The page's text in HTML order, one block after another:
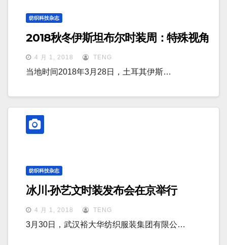
纺织科技杂志
2018秋冬伊斯坦布尔时装周：特殊视角
4 月 1, 2018 TENG
当地时间2018年3月28日，土耳其伊斯…
纺织科技杂志
冰川·孙艺文时装发布会在京举行
4 月 1, 2018 TENG
3月30日，武汉裕大华纺织服装集团有限公…